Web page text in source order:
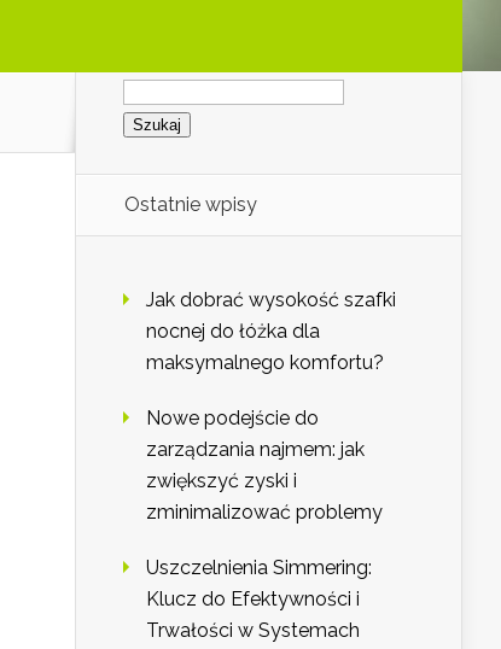
Szukaj:
Ostatnie wpisy
Jak dobrać wysokość szafki
nocnej do łóżka dla
maksymalnego komfortu?
Nowe podejście do
zarządzania najmem: jak
zwiększyć zyski i
zminimalizować problemy
Uszczelnienia Simmering:
Klucz do Efektywności i
Trwałości w Systemach